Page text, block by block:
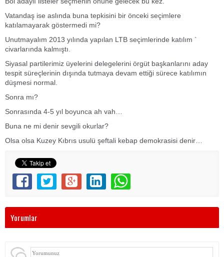
Vatandaş ise aslında buna tepkisini bir önceki seçimlere
katılamayarak göstermedi mi?
Unutmayalım 2013 yılında yapılan LTB seçimlerinde katılım `
civarlarında kalmıştı.
Siyasal partilerimiz üyelerini delegelerini örgüt başkanlarını aday
tespit süreçlerinin dışında tutmaya devam ettiği sürece katılımın
düşmesi normal.
Sonra mı?
Sonrasında 4-5 yıl boyunca ah vah…
Buna ne mi denir sevgili okurlar?
Olsa olsa Kuzey Kıbrıs usulü şeftali kebap demokrasisi denir…
Yorumlar